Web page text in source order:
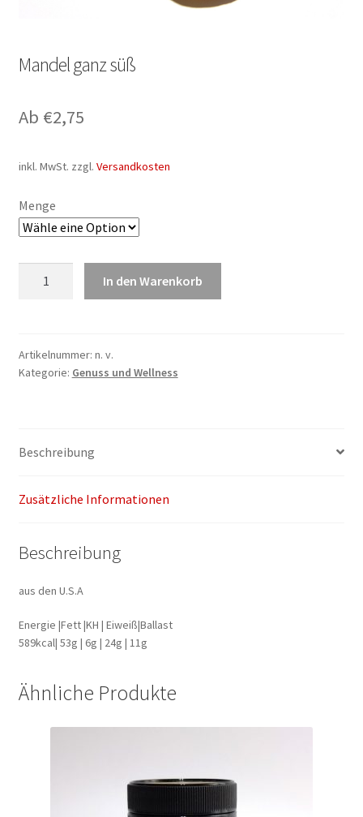
Mandel ganz süß
Ab €2,75
inkl. MwSt. zzgl. Versandkosten
Menge
In den Warenkorb
Artikelnummer: n. v.
Kategorie: Genuss und Wellness
Beschreibung
Zusätzliche Informationen
Beschreibung
aus den U.S.A
Energie |Fett |KH | Eiweiß|Ballast
589kcal| 53g | 6g | 24g | 11g
Ähnliche Produkte